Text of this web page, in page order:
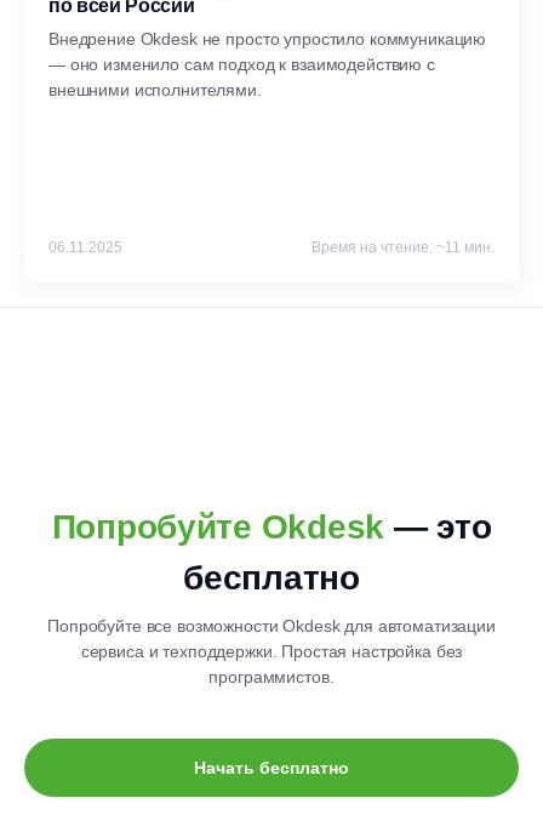
по всей России
Внедрение Okdesk не просто упростило коммуникацию
— оно изменило сам подход к взаимодействию с
внешними исполнителями.
06.11.2025 Время на чтение: ~11 мин.
Попробуйте Okdesk — это
бесплатно
Попробуйте все возможности Okdesk для автоматизации
сервиса и техподдержки. Простая настройка без
программистов.
Начать бесплатно